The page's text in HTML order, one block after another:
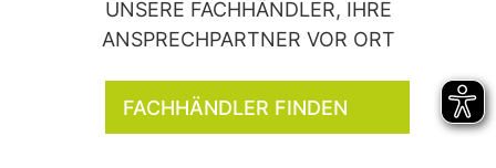
UNSERE FACHHÄNDLER, IHRE
ANSPRECHPARTNER VOR ORT
FACHHÄNDLER FINDEN